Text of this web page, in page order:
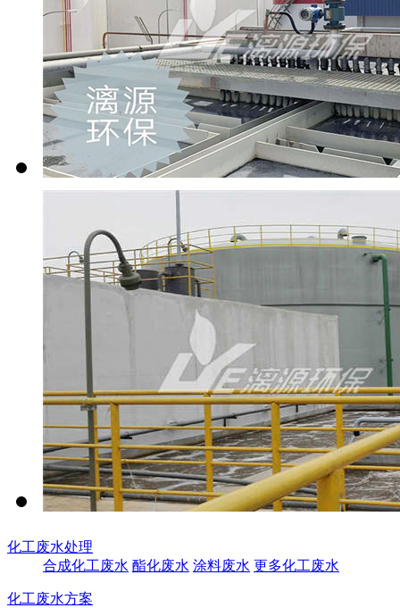
化工废水处理
合成化工废水 酯化废水 涂料废水 更多化工废水
化工废水方案